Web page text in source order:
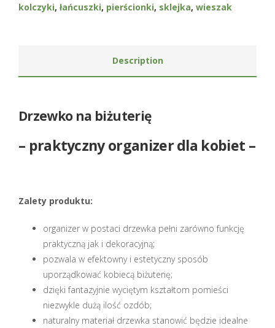
kolczyki, łańcuszki, pierścionki, sklejka, wieszak
Description
Drzewko na biżuterię
– praktyczny organizer dla kobiet –
Zalety produktu:
organizer w postaci drzewka pełni zarówno funkcję
praktyczną jak i dekoracyjną;
pozwala w efektowny i estetyczny sposób
uporządkować kobiecą biżuterię;
dzięki fantazyjnie wyciętym kształtom pomieści
niezwykle dużą ilość ozdób;
naturalny materiał drzewka stanowić będzie idealne